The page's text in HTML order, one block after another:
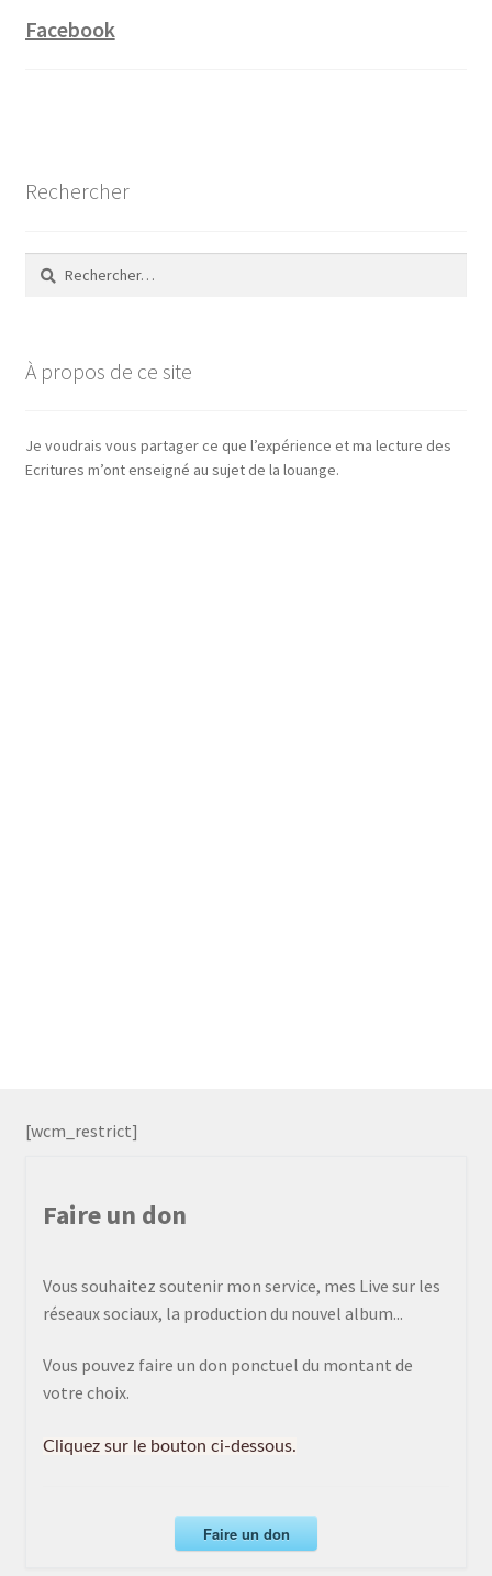
Facebook
Rechercher
Rechercher :
À propos de ce site
Je voudrais vous partager ce que l’expérience et ma lecture des
Ecritures m’ont enseigné au sujet de la louange.
[wcm_restrict]
Faire un don
Vous souhaitez soutenir mon service, mes Live sur les
réseaux sociaux, la production du nouvel album...
Vous pouvez faire un don ponctuel du montant de
votre choix.
Cliquez sur le bouton ci-dessous.
Faire un don